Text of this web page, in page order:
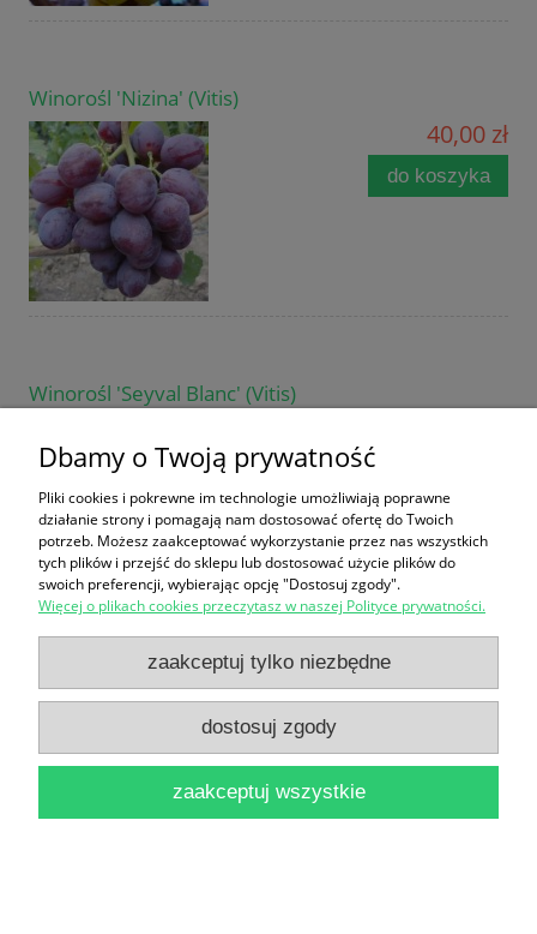
Winorośl 'Nizina' (Vitis)
40,00 zł
do koszyka
Winorośl 'Seyval Blanc' (Vitis)
Winorośl 'Muscat Bleu' (Vitis)
do koszyka
Dbamy o Twoją prywatność
Pliki cookies i pokrewne im technologie umożliwiają poprawne
działanie strony i pomagają nam dostosować ofertę do Twoich
potrzeb. Możesz zaakceptować wykorzystanie przez nas wszystkich
tych plików i przejść do sklepu lub dostosować użycie plików do
swoich preferencji, wybierając opcję "Dostosuj zgody".
Więcej o plikach cookies przeczytasz w naszej Polityce prywatności.
zaakceptuj tylko niezbędne
dostosuj zgody
zaakceptuj wszystkie